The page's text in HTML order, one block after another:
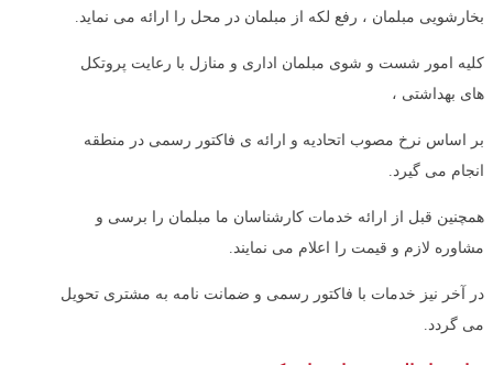
بخارشویی مبلمان ، رفع لکه از مبلمان در محل را ارائه می نماید.
کلیه امور شست و شوی مبلمان اداری و منازل با رعایت پروتکل
های بهداشتی ،
بر اساس نرخ مصوب اتحادیه و ارائه ی فاکتور رسمی در منطقه
انجام می گیرد.
همچنین قبل از ارائه خدمات کارشناسان ما مبلمان را برسی و
مشاوره لازم و قیمت را اعلام می نمایند.
در آخر نیز خدمات با فاکتور رسمی و ضمانت نامه به مشتری تحویل
می گردد.